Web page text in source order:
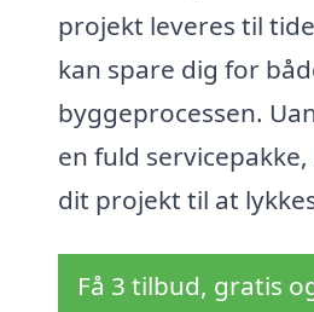
projekt leveres til
kan spare dig for
byggeprocessen.
en fuld
dit projekt til at
Få 3 tilbud, gratis